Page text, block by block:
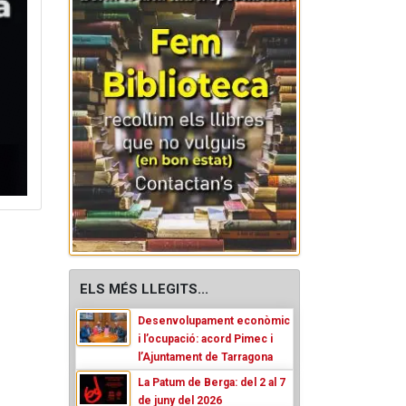
ELS MÉS LLEGITS...
Desenvolupament econòmic
i l’ocupació: acord Pimec i
l’Ajuntament de Tarragona
La Patum de Berga: del 2 al 7
de juny del 2026